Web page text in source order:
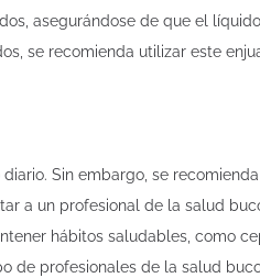
asegurándose de que el
se recomienda utilizar este
Sin embargo, se
a un profesional de la salud
hábitos saludables, como
de profesionales de la salud